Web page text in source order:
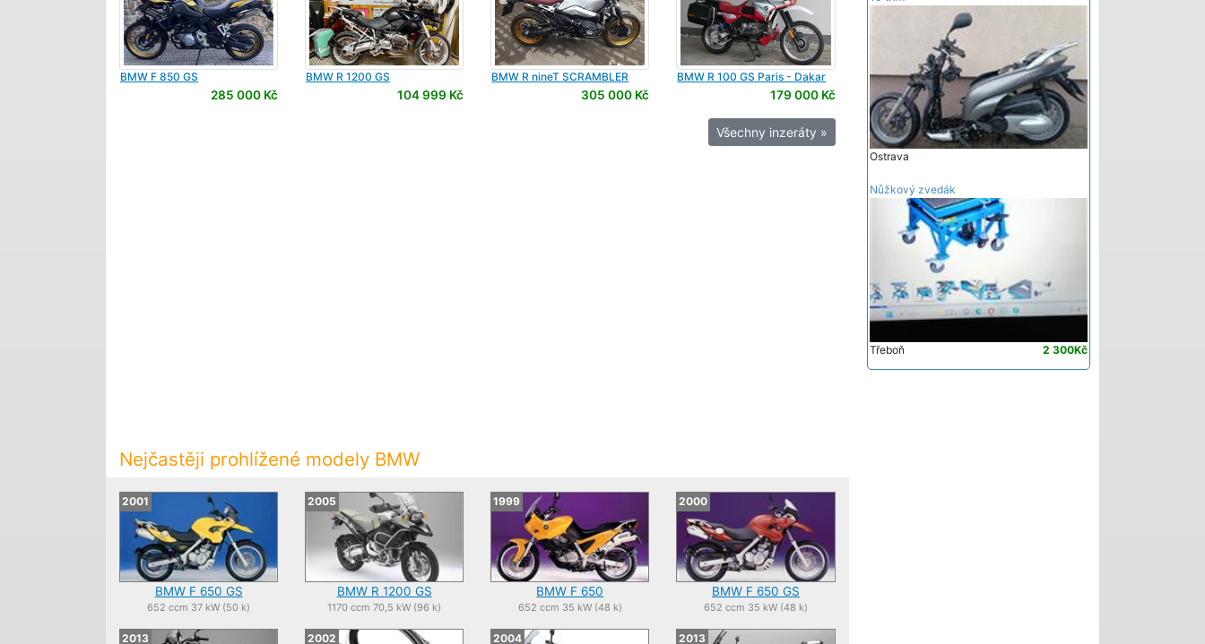
BMW F 850 GS
285 000 Kč
BMW R 1200 GS
104 999 Kč
BMW R nineT SCRAMBLER
305 000 Kč
BMW R 100 GS Paris - Dakar
179 000 Kč
Všechny inzeráty »
Nejčastěji prohlížené modely BMW
2001
BMW F 650 GS
652 ccm 37 kW (50 k)
2005
BMW R 1200 GS
1170 ccm 70,5 kW (96 k)
1999
BMW F 650
652 ccm 35 kW (48 k)
2000
BMW F 650 GS
652 ccm 35 kW (48 k)
2013 2002 2004 2013
Ostrava
Nůžkový zvedák
2 300Kč
Třeboň